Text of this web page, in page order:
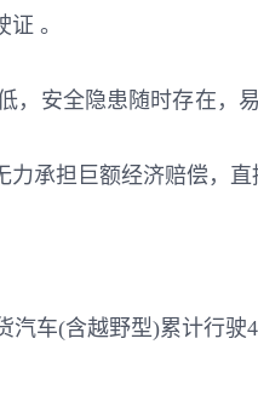
。
，安全隐患随时存在
承担巨额经济赔偿，直
车(含越野型)累计行